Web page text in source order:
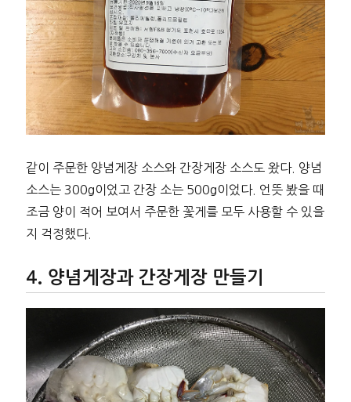
같이 주문한 양념게장 소스와 간장게장 소스도 왔다. 양념
소스는 300g이었고 간장 소는 500g이었다. 언뜻 봤을 때
조금 양이 적어 보여서 주문한 꽃게를 모두 사용할 수 있을
지 걱정했다.
양념게장과 간장게장 만들기